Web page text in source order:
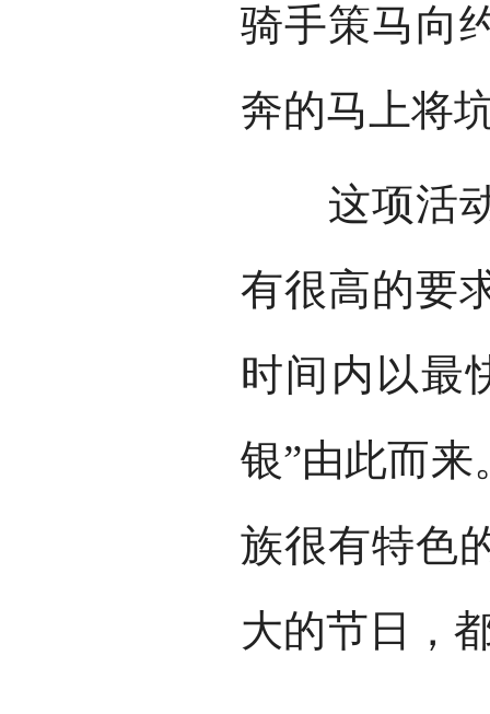
骑手策马向
奔的马上将
这项活动
有很高的要
时间内以最
银”由此而
族很有特色
大的节日，